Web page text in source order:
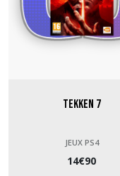
Tekken 7
JEUX PS4
14€90